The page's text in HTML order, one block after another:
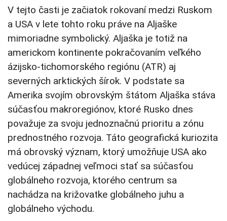
V tejto časti je začiatok rokovaní medzi Ruskom
a USA v lete tohto roku práve na Aljaške
mimoriadne symbolický. Aljaška je totiž na
americkom kontinente pokračovaním veľkého
ázijsko-tichomorského regiónu (ATR) aj
severných arktických šírok. V podstate sa
Amerika svojím obrovským štátom Aljaška stáva
súčasťou makroregiónov, ktoré Rusko dnes
považuje za svoju jednoznačnú prioritu a zónu
prednostného rozvoja. Táto geografická kuriozita
má obrovský význam, ktorý umožňuje USA ako
vedúcej západnej veľmoci stať sa súčasťou
globálneho rozvoja, ktorého centrum sa
nachádza na križovatke globálneho juhu a
globálneho východu.